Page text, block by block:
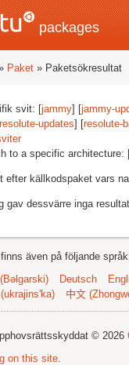
packages
Paket » Paketsökresultat
svit: [jammy] [jammy-
resolute-updates] [resolute-
to a specific architecture:
efter källkodspaket vars
gav dessvärre inga resultat
även på följande
Deutsch
(ukrajins'ka)
中文
© 2026
on this site.